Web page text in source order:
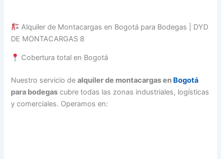
Alquiler de Montacargas en Bogotá para Bodegas | DYD
DE MONTACARGAS 8
Cobertura total en Bogotá
Nuestro servicio dealquiler de montacargas en Bogotá
para bodegas cubre todas las zonas industriales, logísticas
y comerciales. Operamos en: